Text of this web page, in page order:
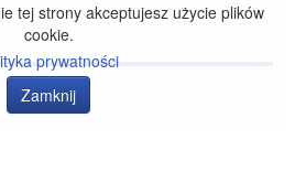
tej strony akceptujesz użycie plików
cookie.
prywatności
Zamknij